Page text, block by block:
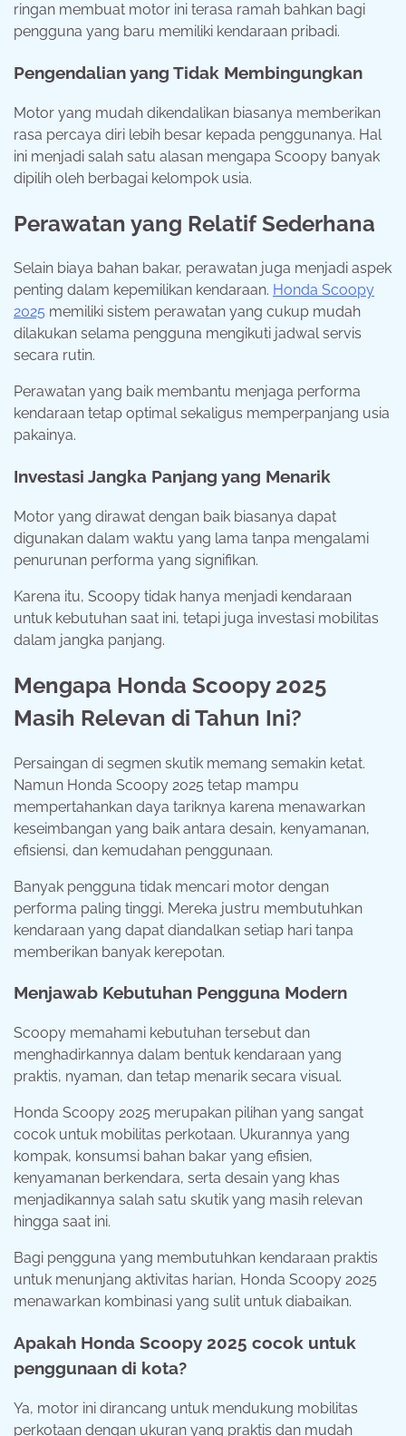
ringan membuat motor ini terasa ramah bahkan bagi
pengguna yang baru memiliki kendaraan pribadi.
Pengendalian yang Tidak Membingungkan
Motor yang mudah dikendalikan biasanya memberikan
rasa percaya diri lebih besar kepada penggunanya. Hal
ini menjadi salah satu alasan mengapa Scoopy banyak
dipilih oleh berbagai kelompok usia.
Perawatan yang Relatif Sederhana
Selain biaya bahan bakar, perawatan juga menjadi aspek
penting dalam kepemilikan kendaraan. Honda Scoopy
2025 memiliki sistem perawatan yang cukup mudah
dilakukan selama pengguna mengikuti jadwal servis
secara rutin.
Perawatan yang baik membantu menjaga performa
kendaraan tetap optimal sekaligus memperpanjang usia
pakainya.
Investasi Jangka Panjang yang Menarik
Motor yang dirawat dengan baik biasanya dapat
digunakan dalam waktu yang lama tanpa mengalami
penurunan performa yang signifikan.
Karena itu, Scoopy tidak hanya menjadi kendaraan
untuk kebutuhan saat ini, tetapi juga investasi mobilitas
dalam jangka panjang.
Mengapa Honda Scoopy 2025
Masih Relevan di Tahun Ini?
Persaingan di segmen skutik memang semakin ketat.
Namun Honda Scoopy 2025 tetap mampu
mempertahankan daya tariknya karena menawarkan
keseimbangan yang baik antara desain, kenyamanan,
efisiensi, dan kemudahan penggunaan.
Banyak pengguna tidak mencari motor dengan
performa paling tinggi. Mereka justru membutuhkan
kendaraan yang dapat diandalkan setiap hari tanpa
memberikan banyak kerepotan.
Menjawab Kebutuhan Pengguna Modern
Scoopy memahami kebutuhan tersebut dan
menghadirkannya dalam bentuk kendaraan yang
praktis, nyaman, dan tetap menarik secara visual.
Honda Scoopy 2025 merupakan pilihan yang sangat
cocok untuk mobilitas perkotaan. Ukurannya yang
kompak, konsumsi bahan bakar yang efisien,
kenyamanan berkendara, serta desain yang khas
menjadikannya salah satu skutik yang masih relevan
hingga saat ini.
Bagi pengguna yang membutuhkan kendaraan praktis
untuk menunjang aktivitas harian, Honda Scoopy 2025
menawarkan kombinasi yang sulit untuk diabaikan.
Apakah Honda Scoopy 2025 cocok untuk
penggunaan di kota?
Ya, motor ini dirancang untuk mendukung mobilitas
perkotaan dengan ukuran yang praktis dan mudah